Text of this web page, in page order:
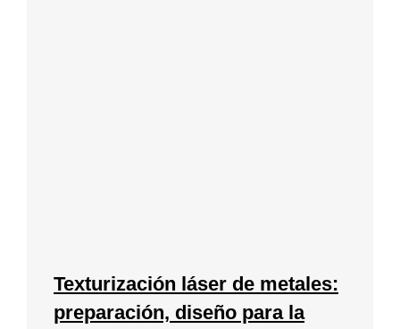
Texturización láser de metales:
preparación, diseño para la